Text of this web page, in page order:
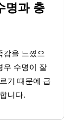
명과 충
감을 느꼈으
우 수명이 잘
기 때문에 급
니다.